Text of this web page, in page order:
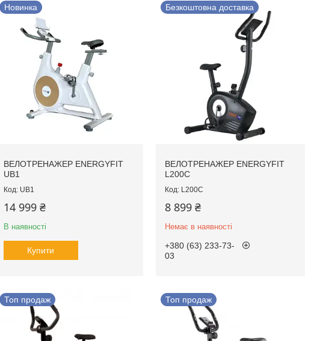
Новинка
ВЕЛОТРЕНАЖЕР ENERGYFIT
UB1
UB1
14 999 ₴
В наявності
Купити
Безкоштовна доставка
ВЕЛОТРЕНАЖЕР ENERGYFIT
L200C
L200C
8 899 ₴
Немає в наявності
+380 (63) 233-73-
03
Топ продаж Топ продаж